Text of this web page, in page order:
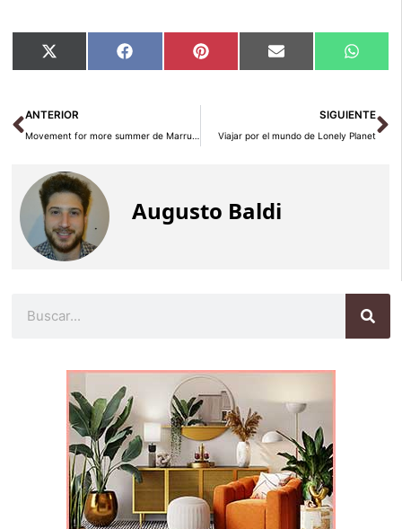
Compartir
en
X
(Twitter)
Compartir
en
Facebook Compartir
en
Pinterest Compartir
en
Email
en
Ant
ANTERIOR
Movement for more summer de Marruecos
SIGUIENTE
Viajar por el mundo de Lonely Planet
Augusto Baldi